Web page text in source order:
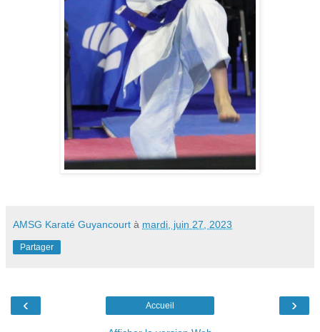
AMSG Karaté Guyancourt à mardi, juin 27, 2023
Partager
‹ ›
Accueil